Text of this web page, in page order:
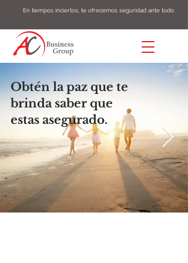
En tiempos inciertos, te ofrecemos seguridad ante todo.
Obtén la paz que te
brinda saber que
estas asegurado.